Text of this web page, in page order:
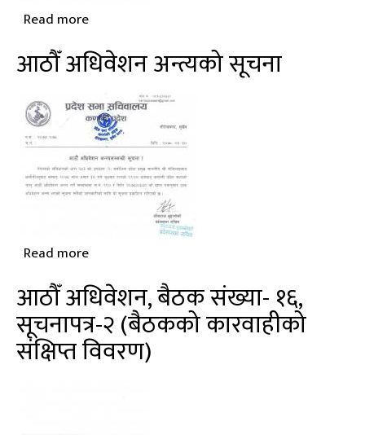
Read moreabout
अधिवेशन,
संख्या-
१७,
सूचनापत्र-२
(बैठकको
कारवाहीको
विवरण)
आठौँ अधिवेशन अन्त्यको सूचना
Read moreabout
अधिवेशन
अन्त्यको
सूचना
आठौँ अधिवेशन, बैठक संख्या- १६,
सूचनापत्र-२ (बैठकको कारवाहीको
संक्षिप्त विवरण)